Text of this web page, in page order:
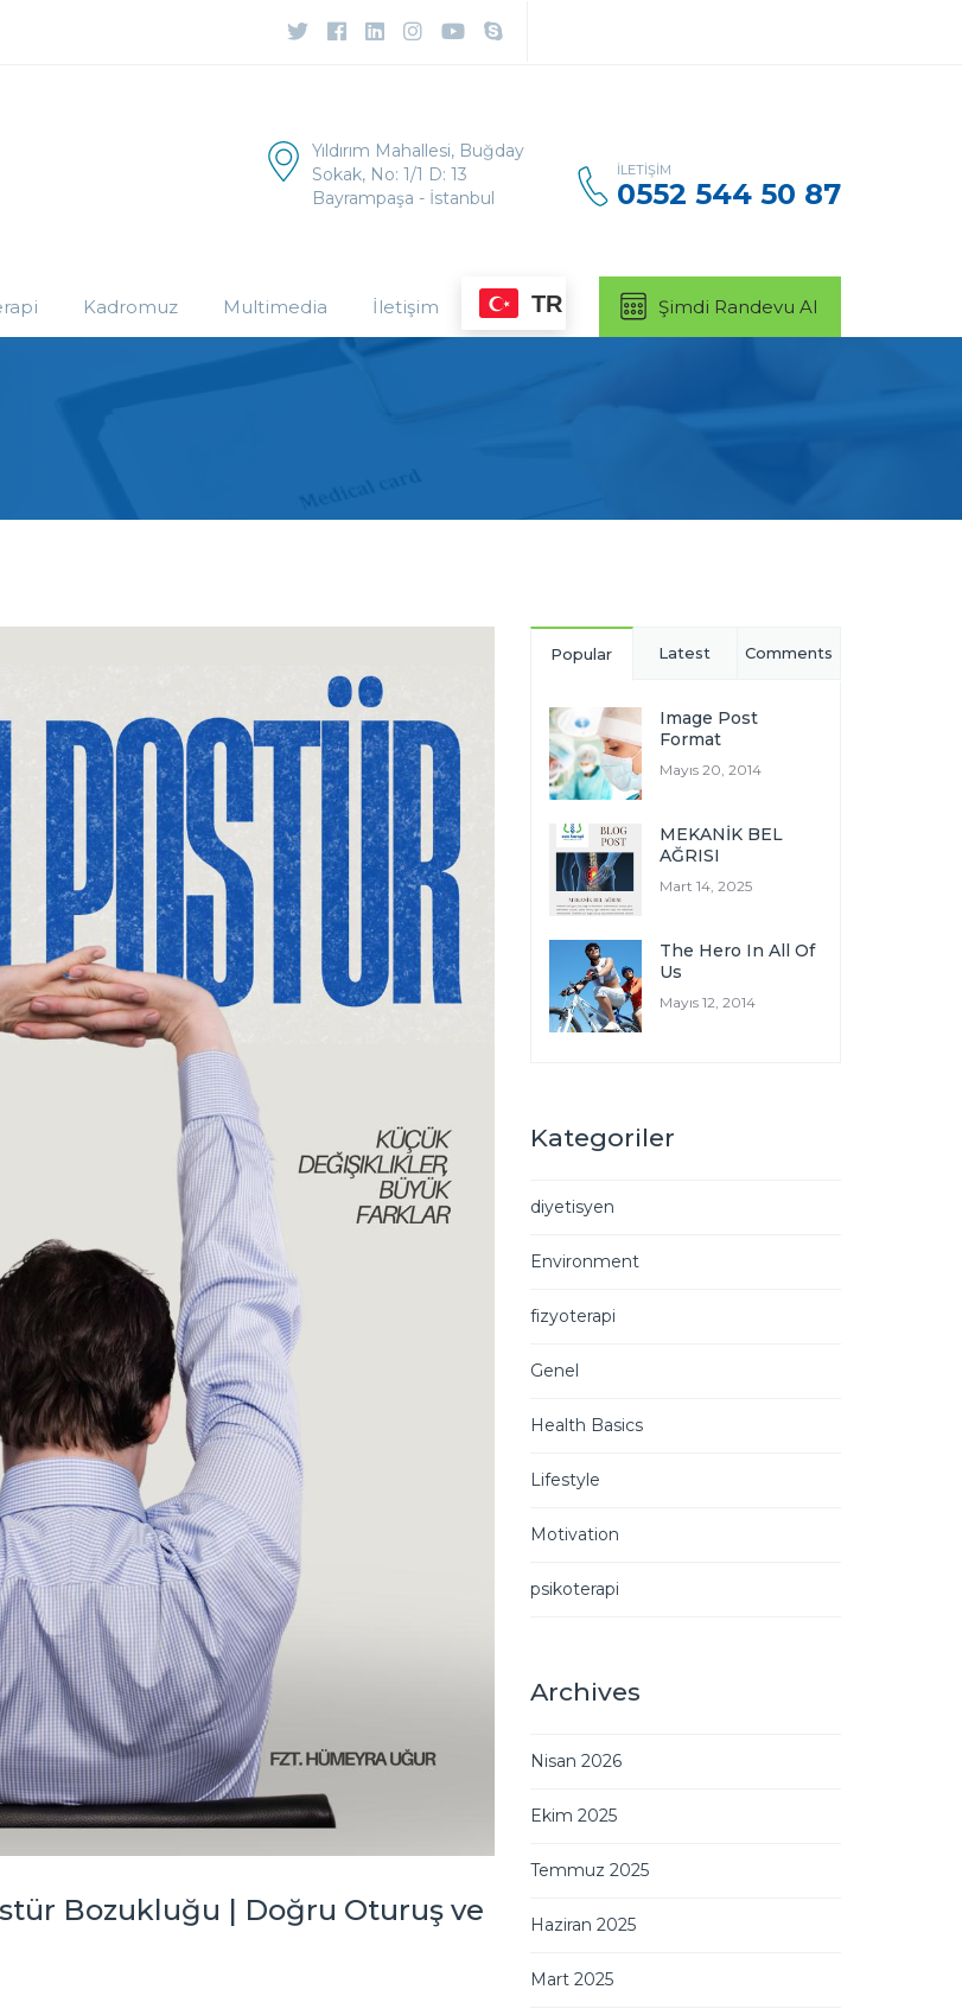
Yıldırım Mahallesi, Buğday
Sokak, No: 1/1 D: 13
Bayrampaşa - İstanbul
İLETIŞIM
0552 544 50 87
Kadromuz Multimedia İletişim TR Şimdi Randevu Al
Bozukluğu | Doğru Oturuş ve
Popular Latest Comments
Image Post
Format
Mayıs 20, 2014
MEKANİK BEL
AĞRISI
Mart 14, 2025
The Hero In All Of
Us
Mayıs 12, 2014
Kategoriler
diyetisyen
Environment
fizyoterapi
Genel
Health Basics
Lifestyle
Motivation
psikoterapi
Archives
Nisan 2026
Ekim 2025
Temmuz 2025
Haziran 2025
Mart 2025